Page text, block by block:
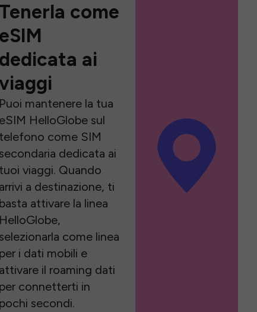
Tenerla come
eSIM
dedicata ai
Puoi mantenere la tua
eSIM HelloGlobe sul
telefono come SIM
secondaria dedicata ai
tuoi viaggi. Quando
arrivi a destinazione, ti
basta attivare la linea
HelloGlobe,
selezionarla come linea
per i dati mobili e
attivare il roaming dati
per connetterti in
pochi secondi.